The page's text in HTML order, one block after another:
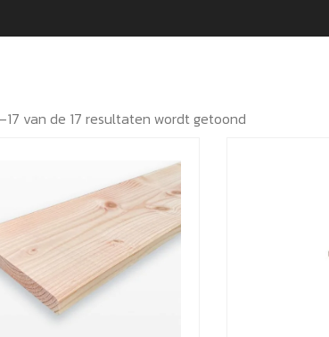
van de 17 resultaten wordt getoond